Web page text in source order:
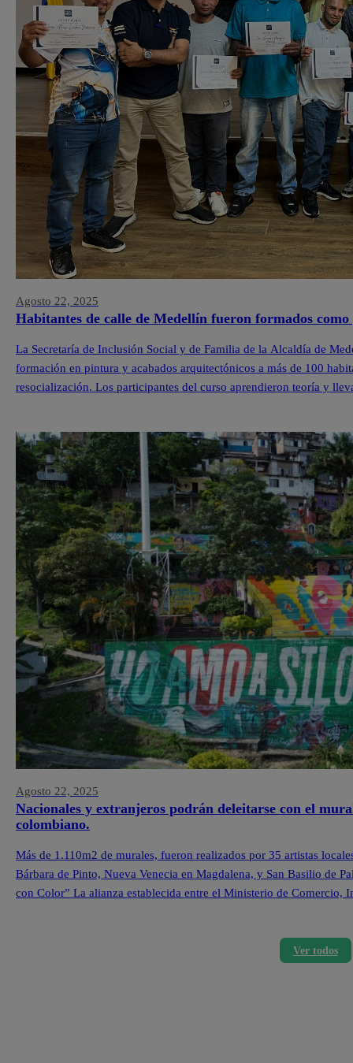
Agosto 22, 2025
Habitantes de calle de Medellín fueron formados
La Secretaría de Inclusión Social y de Familia de la Alcaldía de
formación en pintura y acabados arquitectónicos a más de 100
resocialización. Los participantes del curso aprendieron teoría y
Agosto 22, 2025
Nacionales y extranjeros podrán deleitarse con el
colombiano.
Más de 1.110m2 de murales, fueron realizados por 35 artistas
Bárbara de Pinto, Nueva Venecia en Magdalena, y San Basilio de
con Color” La alianza establecida entre el Ministerio de
Ver todos